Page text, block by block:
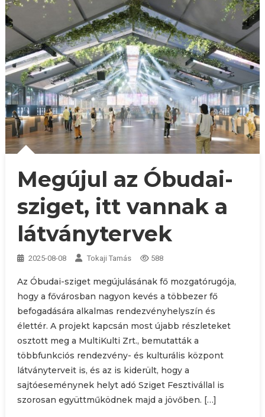
Megújul az Óbudai-
sziget, itt vannak a
látványtervek
2025-08-08 Tokaji Tamás 588
Az Óbudai-sziget megújulásának fő mozgatórugója,
hogy a fővárosban nagyon kevés a többezer fő
befogadására alkalmas rendezvényhelyszín és
élettér. A projekt kapcsán most újabb részleteket
osztott meg a MultiKulti Zrt., bemutatták a
többfunkciós rendezvény- és kulturális központ
látványterveit is, és az is kiderült, hogy a
sajtóeseménynek helyt adó Sziget Fesztivállal is
szorosan együttműködnek majd a jövőben. […]